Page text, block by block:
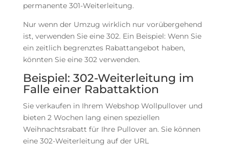
permanente 301-Weiterleitung.
Nur wenn der Umzug wirklich nur vorübergehend
ist, verwenden Sie eine 302. Ein Beispiel: Wenn Sie
ein zeitlich begrenztes Rabattangebot haben,
könnten Sie eine 302 verwenden.
Beispiel: 302-Weiterleitung im
Falle einer Rabattaktion
Sie verkaufen in Ihrem Webshop Wollpullover und
bieten 2 Wochen lang einen speziellen
Weihnachtsrabatt für Ihre Pullover an. Sie können
eine 302-Weiterleitung auf der URL